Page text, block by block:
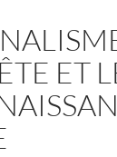
ET